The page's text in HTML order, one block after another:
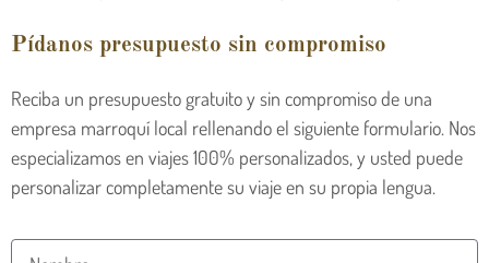
Pídanos presupuesto sin compromiso
Reciba un presupuesto gratuito y sin compromiso de una
empresa marroquí local rellenando el siguiente formulario. Nos
especializamos en viajes 100% personalizados, y usted puede
personalizar completamente su viaje en su propia lengua.